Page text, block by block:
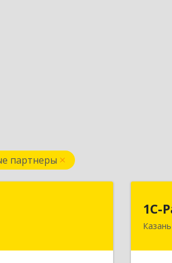
партнеры
Респ, г.о. город
1С-
Казань